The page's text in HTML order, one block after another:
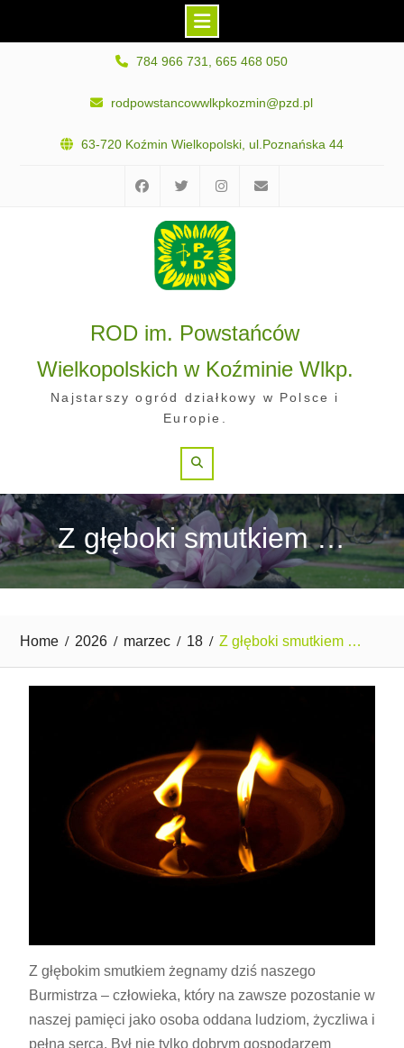
784 966 731, 665 468 050
rodpowstancowwlkpkozmin@pzd.pl
63-720 Koźmin Wielkopolski, ul.Poznańska 44
ROD im. Powstańców
Wielkopolskich w Koźminie Wlkp.
Najstarszy ogród działkowy w Polsce i
Europie.
Z głęboki smutkiem …
Home 2026 marzec 18 Z głęboki smutkiem …
Z głębokim smutkiem żegnamy dziś naszego
Burmistrza – człowieka, który na zawsze pozostanie w
naszej pamięci jako osoba oddana ludziom, życzliwa i
pełna serca. Był nie tylko dobrym gospodarzem